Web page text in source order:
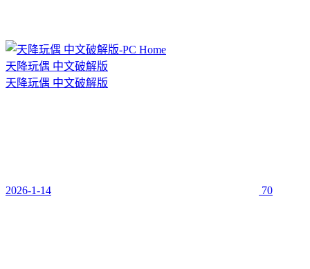
天降玩偶 中文破解版
天降玩偶 中文破解版
2026-1-14 70